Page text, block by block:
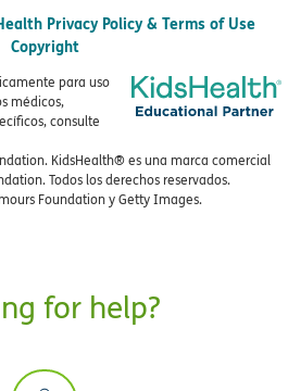
Privacy Policy & Terms of Use
Copyright
para uso
médicos,
consulte
KidsHealth® es una marca comercial
Todos los derechos reservados.
Foundation y Getty Images.
for help?